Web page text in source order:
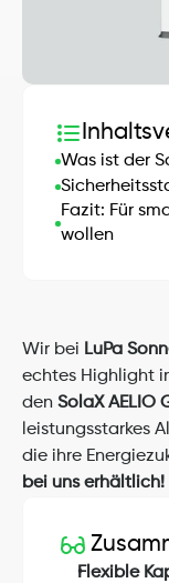
Wir bei LuPa
echtes Highlight
den SolaX AELIO
leistungsstarkes
die ihre
bei uns erhältlich!
Flexible
Was ist der
Fazit: Für
wollen